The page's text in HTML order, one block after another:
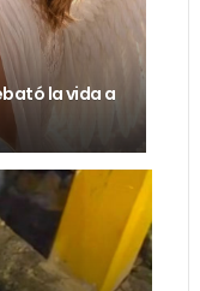
la vida a